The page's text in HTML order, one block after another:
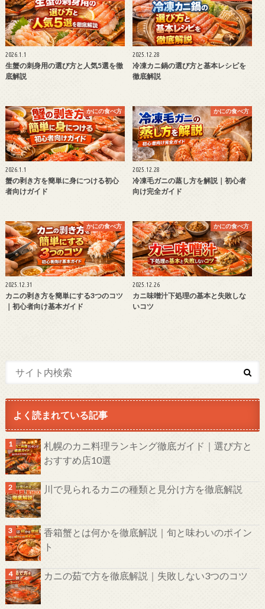
2026.1.1
生蟹の刺身用の選び方と人気5選を徹
底解説
2025.12.28
冷凍カニ鍋の選び方と基本レシピを
徹底解説
かにの食べ方
2026.1.1
蟹の剥き方を簡単に身につける初心
者向けガイド
かにの食べ方
2025.12.28
冷凍毛ガニの蒸し方を解説｜初心者
向け完全ガイド
かにの食べ方
2025.12.31
カニの剥き方を簡単にする3つのコツ
｜初心者向け基本ガイド
かにの食べ方
2025.12.26
カニ味噌汁下処理の基本と失敗しな
いコツ
よく読まれている記事
札幌のカニ料理ランキング徹底ガイド｜選び方と
おすすめ店10選
川で見られるカニの種類と見分け方を徹底解説
香箱蟹とは何かを徹底解説｜旬と味わいのポイン
ト
カニの茹で方を徹底解説｜失敗しない3つのコツ